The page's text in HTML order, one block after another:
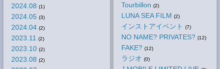
2024.08 (1)
2024.05 (3)
2024.04 (2)
2023.11 (2)
2023.10 (2)
2023.08 (2)
Tourbillon (2)
LUNA SEA FILM (2)
インストアイベント (7)
NO NAME? PRIVATES? (12)
FAKE? (12)
ラジオ (0)